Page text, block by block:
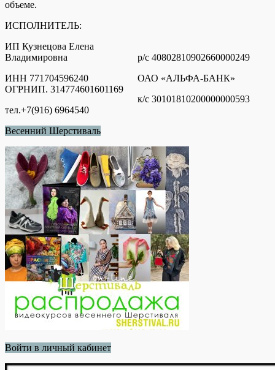
объеме.
ИСПОЛНИТЕЛЬ:
ИП Кузнецова Елена
Владимировна
ИНН 771704596240
ОГРНИП. 314774601601169
тел.+7(916) 6964540
р/с 40802810902660000249
ОАО «АЛЬФА-БАНК»
к/с 30101810200000000593
Весенний Шерстиваль
Войти в личный кабинет